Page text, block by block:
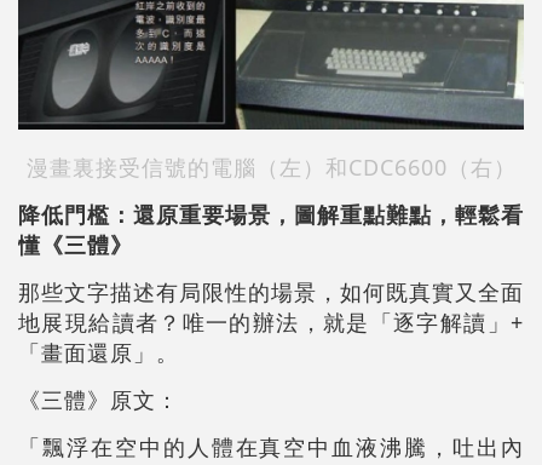
漫畫裏接受信號的電腦（左）和CDC6600（右）
降低門檻：還原重要場景，圖解重點難點，輕鬆看
懂《三體》
那些文字描述有局限性的場景，如何既真實又全面
地展現給讀者？唯一的辦法，就是「逐字解讀」+
「畫面還原」。
《三體》原文：
「飄浮在空中的人體在真空中血液沸騰，吐出內